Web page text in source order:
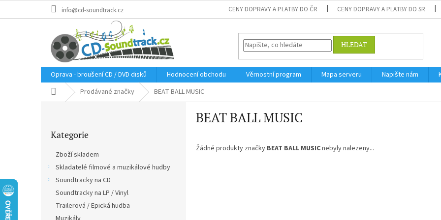
info@cd-soundtrack.cz CENY DOPRAVY A PLATBY DO ČR CENY DOPRAVY A PLATBY DO SR
HLEDAT
Oprava - broušení CD / DVD disků Hodnocení obchodu Věrnostní program Mapa serveru Napište nám
Domů Prodávané značky BEAT BALL MUSIC
kategorie
Kategorie
Zboží skladem
Skladatelé filmové a muzikálové hudby
Soundtracky na CD
Soundtracky na LP / Vinyl
Trailerová / Epická hudba
BEAT BALL MUSIC
Žádné produkty značky BEAT BALL MUSICnebyly nalezeny...